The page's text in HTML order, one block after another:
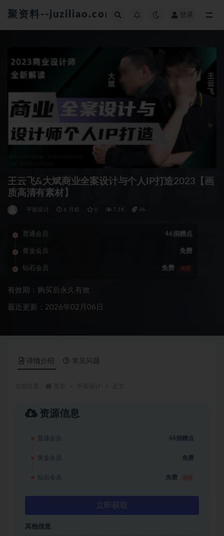
聚资料--juziliao.com--全网资料整合平台
登录
王云飞&大斌商业全案设计与个人IP打造2023【画
质高清有素材】
平面设计 6 月前 0 7.1K 46
普通会员 46捐赠点
黄金会员 免费
钻石会员 免费 推荐
有效期：购买后永久有效
最近更新：2026年02月06日
详情介绍 常见问题
资源信息
普通会员 46捐赠点
黄金会员 免费
钻石会员 免费
立即获取
其他信息